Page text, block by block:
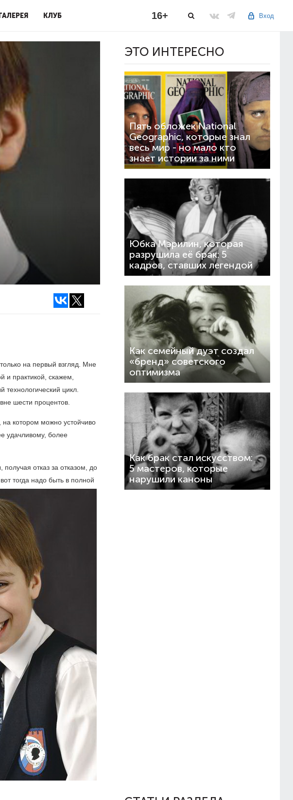
ГАЛЕРЕЯ КЛУБ Вход
16+
на первый взгляд. Мне
и практикой, скажем,
цикл.
шести процентов.
на котором можно устойчиво
удачливому, более
отказ за отказом, до
тогда надо быть в полной
ЭТО ИНТЕРЕСНО
Пять обложек National
Geographic, которые знал
весь мир - но мало кто
знает истории за ними
Юбка Мэрилин, которая
разрушила её брак: 5
кадров, ставших легендой
Как семейный дуэт создал
«бренд» советского
оптимизма
Как брак стал искусством:
5 мастеров, которые
нарушили каноны